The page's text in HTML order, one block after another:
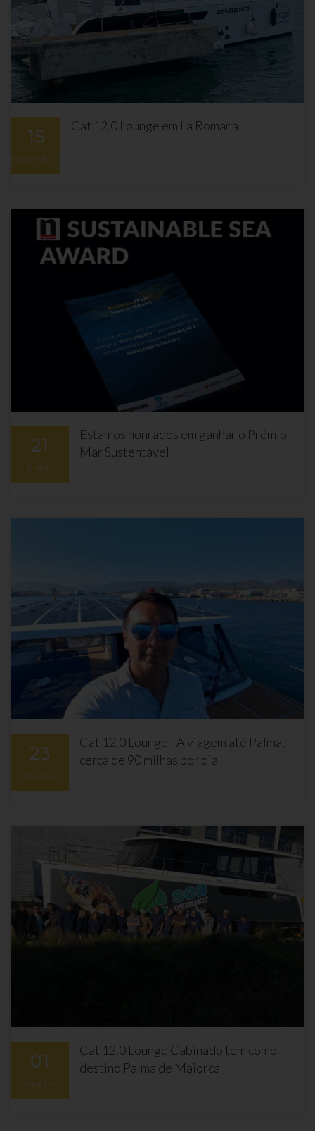
15
novembro
Cat 12.0 Lounge em La Romana
21
junho
Estamos honrados em ganhar o Prémio
Mar Sustentável!
23
março
Cat 12.0 Lounge - A viagem até Palma,
cerca de 90 milhas por dia
01
março
Cat 12.0 Lounge Cabinado tem como
destino Palma de Maiorca